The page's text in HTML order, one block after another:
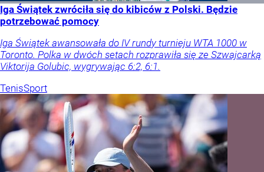
Iga Świątek zwróciła się do kibiców z Polski. Będzie
potrzebować pomocy
Iga Świątek awansowała do IV rundy turnieju WTA 1000 w
Toronto. Polka w dwóch setach rozprawiła się ze Szwajcarką
Viktorija Golubic, wygrywając 6:2, 6:1.
TenisSport